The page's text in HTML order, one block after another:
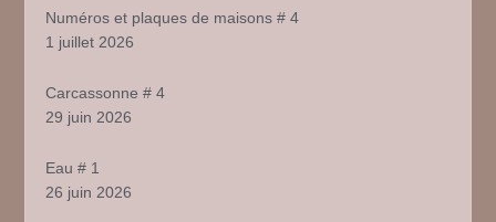
Numéros et plaques de maisons # 4
1 juillet 2026
Carcassonne # 4
29 juin 2026
Eau # 1
26 juin 2026